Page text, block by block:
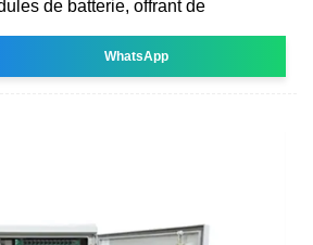
de batterie, offrant de
WhatsApp